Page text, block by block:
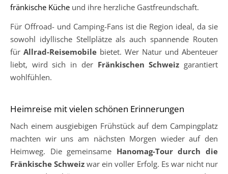
fränkische Küche und ihre herzliche Gastfreundschaft.
Für Offroad- und Camping-Fans ist die Region ideal, da sie
sowohl idyllische Stellplätze als auch spannende Routen
für Allrad-Reisemobile bietet. Wer Natur und Abenteuer
liebt, wird sich in der Fränkischen Schweiz garantiert
wohlfühlen.
Heimreise mit vielen schönen Erinnerungen
Nach einem ausgiebigen Frühstück auf dem Campingplatz
machten wir uns am nächsten Morgen wieder auf den
Heimweg. Die gemeinsame Hanomag-Tour durch die
Fränkische Schweiz war ein voller Erfolg. Es war nicht nur